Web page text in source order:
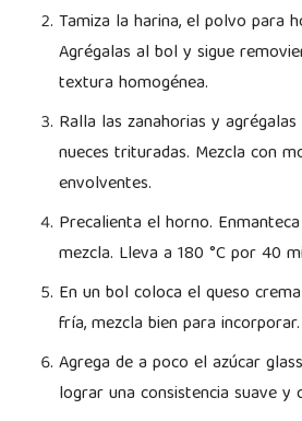
Tamiza la harina, el polvo para
Agrégalas al bol y sigue
textura homogénea.
Ralla las zanahorias y
nueces trituradas. Mezcla con
envolventes.
Precalienta el horno.
mezcla. Lleva a 180 °C por 40
En un bol coloca el queso
fría, mezcla bien para incorporar.
Agrega de a poco el azúcar
lograr una consistencia suave y